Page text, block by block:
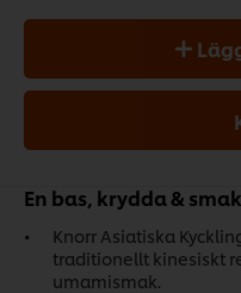
En bas, krydda &
Knorr Asiatiska
traditionellt kinesiskt
umamismak.